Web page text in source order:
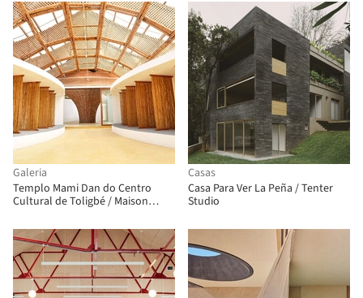
Galeria
Templo Mami Dan do Centro
Cultural de Toligbé / Maison
Casas
Casa Para Ver La Peña / Tenter
Studio